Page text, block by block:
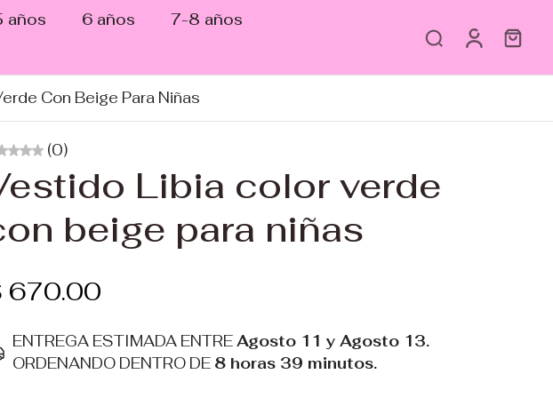
años 6 años
7-8 años
Con Beige Para Niñas
(0)
Libia color verde
beige para niñas
670.00
ENTREGA ESTIMADA ENTREAgosto 11 y Agosto 13.
ORDENANDO DENTRO DE 8 horas 39 minutos.